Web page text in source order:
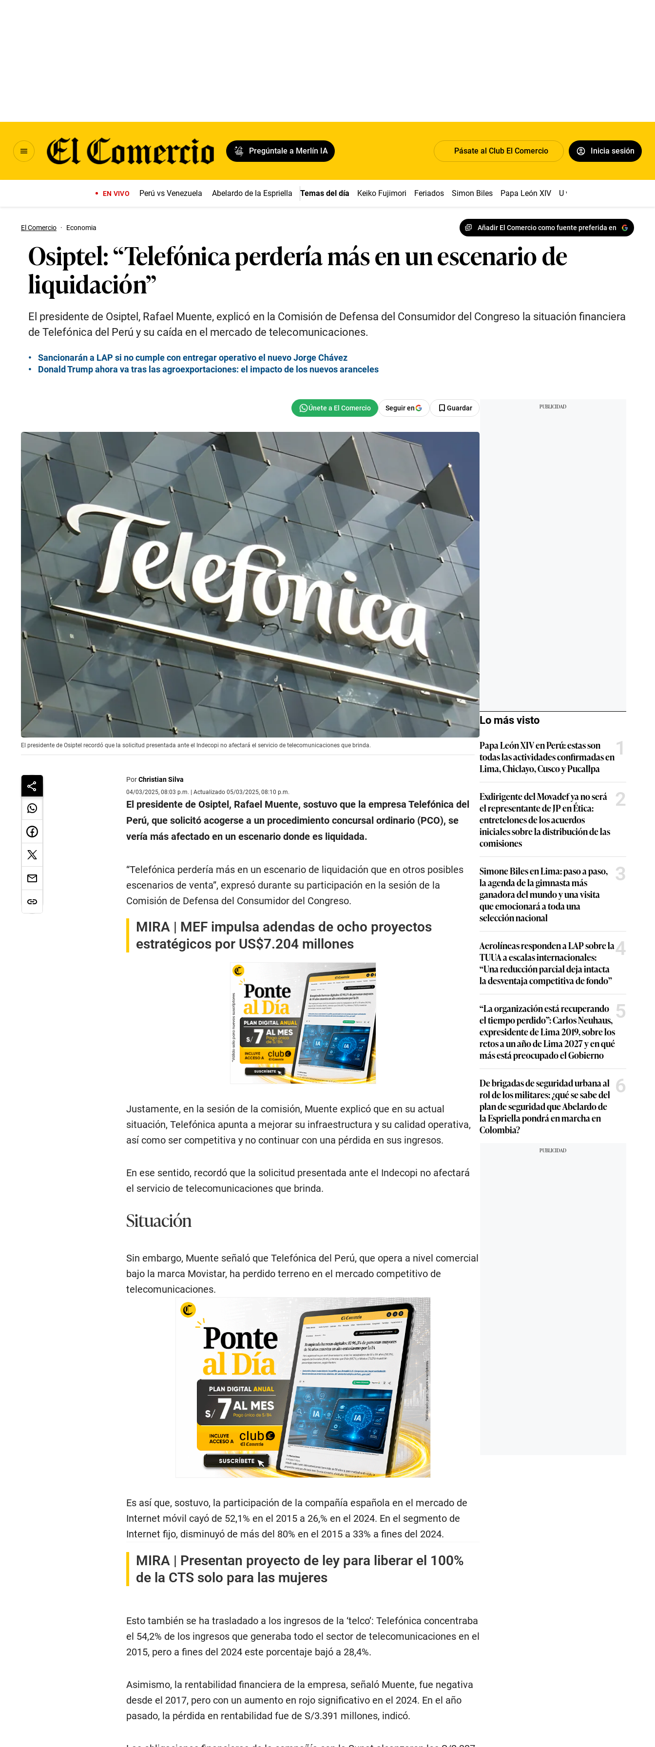
Pregúntale a Merlín IA Pásate al Club El Comercio Inicia sesión
EN VIVO Perú vs Venezuela Abelardo de la Espriella Temas del día Keiko Fujimori Feriados Simon Biles Papa León XIV U vs Cristal
El Comercio · Economia Añadir El Comercio como fuente preferida en
Osiptel: “Telefónica perdería más en un escenario de
liquidación”
El presidente de Osiptel, Rafael Muente, explicó en la Comisión de Defensa del Consumidor del Congreso la situación financiera
de Telefónica del Perú y su caída en el mercado de telecomunicaciones.
Sancionarán a LAP si no cumple con entregar operativo el nuevo Jorge Chávez
Donald Trump ahora va tras las agroexportaciones: el impacto de los nuevos aranceles
Seguir en Guardar
El presidente de Osiptel recordó que la solicitud presentada ante el Indecopi no afectará el servicio de telecomunicaciones que brinda.
PorChristian Silva
04/03/2025, 08:03 p.m. | Actualizado 05/03/2025, 08:10 p.m.
El presidente de Osiptel, Rafael Muente, sostuvo que la empresa Telefónica del
Perú, que solicitó acogerse a un procedimiento concursal ordinario (PCO), se
vería más afectado en un escenario donde es liquidada.
“Telefónica perdería más en un escenario de liquidación que en otros posibles
escenarios de venta”, expresó durante su participación en la sesión de la
Comisión de Defensa del Consumidor del Congreso.
MIRA | MEF impulsa adendas de ocho proyectos
estratégicos por US$7.204 millones
Justamente, en la sesión de la comisión, Muente explicó que en su actual
situación, Telefónica apunta a mejorar su infraestructura y su calidad operativa,
así como ser competitiva y no continuar con una pérdida en sus ingresos.
En ese sentido, recordó que la solicitud presentada ante el Indecopi no afectará
el servicio de telecomunicaciones que brinda.
Situación
Sin embargo, Muente señaló que Telefónica del Perú, que opera a nivel comercial
bajo la marca Movistar, ha perdido terreno en el mercado competitivo de
telecomunicaciones.
Es así que, sostuvo, la participación de la compañía española en el mercado de
Internet móvil cayó de 52,1% en el 2015 a 26,% en el 2024. En el segmento de
Internet fijo, disminuyó de más del 80% en el 2015 a 33% a fines del 2024.
MIRA | Presentan proyecto de ley para liberar el 100%
de la CTS solo para las mujeres
Esto también se ha trasladado a los ingresos de la ‘telco’: Telefónica concentraba
el 54,2% de los ingresos que generaba todo el sector de telecomunicaciones en el
2015, pero a fines del 2024 este porcentaje bajó a 28,4%.
Asimismo, la rentabilidad financiera de la empresa, señaló Muente, fue negativa
desde el 2017, pero con un aumento en rojo significativo en el 2024. En el año
pasado, la pérdida en rentabilidad fue de S/3.391 millones, indicó.
Lo más visto
Papa León XIV en Perú: estas son
todas las actividades confirmadas en
Lima, Chiclayo, Cusco y Pucallpa
1
Exdirigente del Movadef ya no será
el representante de JP en Ética:
entretelones de los acuerdos
iniciales sobre la distribución de las
comisiones
2
Simone Biles en Lima: paso a paso,
la agenda de la gimnasta más
ganadora del mundo y una visita
que emocionará a toda una
selección nacional
3
Aerolíneas responden a LAP sobre la
TUUA a escalas internacionales:
“Una reducción parcial deja intacta
la desventaja competitiva de fondo”
4
“La organización está recuperando
el tiempo perdido”: Carlos Neuhaus,
expresidente de Lima 2019, sobre los
retos a un año de Lima 2027 y en qué
más está preocupado el Gobierno
5
De brigadas de seguridad urbana al
rol de los militares: ¿qué se sabe del
plan de seguridad que Abelardo de
la Espriella pondrá en marcha en
Colombia?
6